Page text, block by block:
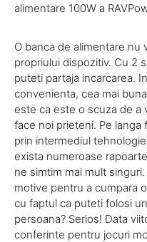
alimentare 100W a
O banca de alimentare nu
propriului dispozitiv. Cu 2
puteti partaja incarcarea.
convenienta, cea mai
este ca este o scuza de a
face noi prieteni. Pe langa
prin intermediul
exista numeroase
ne simtim mai mult
motive pentru a cumpara
cu faptul ca puteti folosi
persoana? Serios! Data
conferinte pentru jocuri